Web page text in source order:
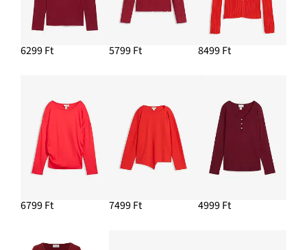
Kötött háromszög kendő
5299 Ft
2199 Ft
HOZZÁADÁS A KOSÁRHOZ
6299 Ft 5799 Ft 8499 Ft
6799 Ft 7499 Ft 4999 Ft